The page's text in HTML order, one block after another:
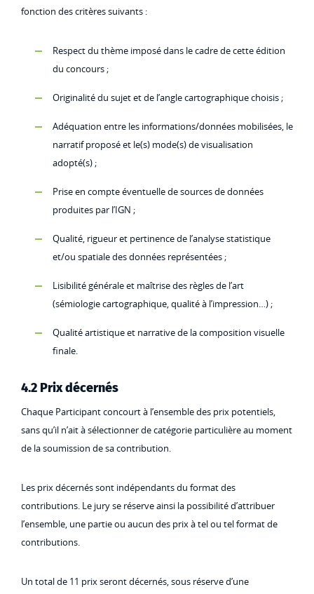
fonction des critères suivants :
Respect du thème imposé dans le cadre de cette édition
du concours ;
Originalité du sujet et de l’angle cartographique choisis ;
Adéquation entre les informations/données mobilisées, le
narratif proposé et le(s) mode(s) de visualisation
adopté(s) ;
Prise en compte éventuelle de sources de données
produites par l’IGN ;
Qualité, rigueur et pertinence de l’analyse statistique
et/ou spatiale des données représentées ;
Lisibilité générale et maîtrise des règles de l’art
(sémiologie cartographique, qualité à l’impression…) ;
Qualité artistique et narrative de la composition visuelle
finale.
4.2 Prix décernés
Chaque Participant concourt à l’ensemble des prix potentiels,
sans qu’il n’ait à sélectionner de catégorie particulière au moment
de la soumission de sa contribution.
Les prix décernés sont indépendants du format des
contributions. Le jury se réserve ainsi la possibilité d’attribuer
l’ensemble, une partie ou aucun des prix à tel ou tel format de
contributions.
Un total de 11 prix seront décernés, sous réserve d’une